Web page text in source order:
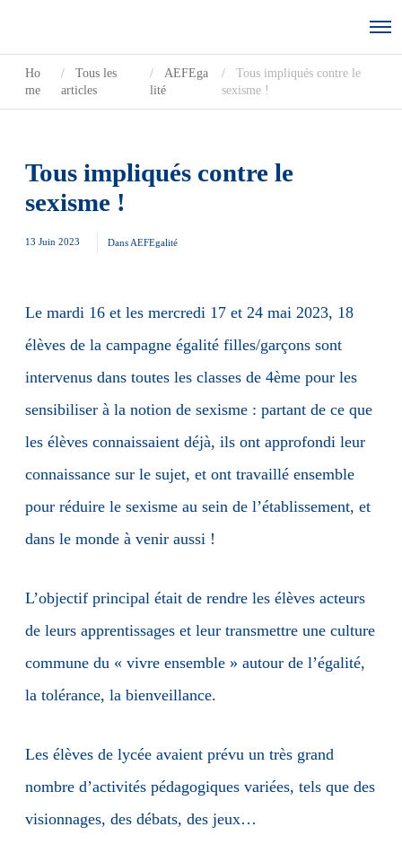
Ho
me
Tous les
articles
AEFEga
lité
Tous impliqués contre le
sexisme !
Tous impliqués contre le
sexisme !
13 Juin 2023 Dans AEFEgalité
Le mardi 16 et les mercredi 17 et 24 mai 2023, 18
élèves de la campagne égalité filles/garçons sont
intervenus dans toutes les classes de 4ème pour les
sensibiliser à la notion de sexisme : partant de ce que
les élèves connaissaient déjà, ils ont approfondi leur
connaissance sur le sujet, et ont travaillé ensemble
pour réduire le sexisme au sein de l’établissement, et
dans le monde à venir aussi !
L’objectif principal était de rendre les élèves acteurs
de leurs apprentissages et leur transmettre une culture
commune du « vivre ensemble » autour de l’égalité,
la tolérance, la bienveillance.
Les élèves de lycée avaient prévu un très grand
nombre d’activités pédagogiques variées, tels que des
visionnages, des débats, des jeux…